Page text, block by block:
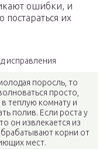
ошибки, и
их
исправления
поросль, то
просто,
в теплую комнату и
полив. Если роста у
он извлекается из
корни от
мест.